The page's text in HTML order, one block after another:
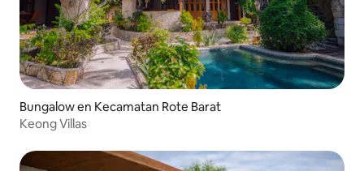
Bungalow en Kecamatan Rote Barat
Keong Villas